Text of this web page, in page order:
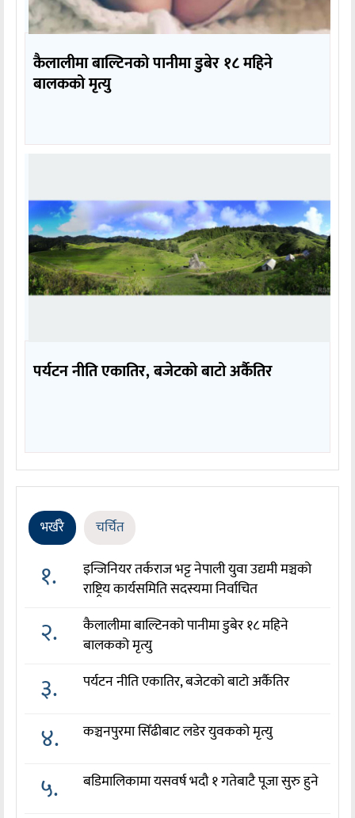
कैलालीमा बाल्टिनको पानीमा डुबेर १८ महिने
बालकको मृत्यु
पर्यटन नीति एकातिर, बजेटको बाटो अर्कैतिर
भर्खरै चर्चित
१.
इन्जिनियर तर्कराज भट्ट नेपाली युवा उद्यमी मञ्चको
राष्ट्रिय कार्यसमिति सदस्यमा निर्वाचित
२.
कैलालीमा बाल्टिनको पानीमा डुबेर १८ महिने
बालकको मृत्यु
३. पर्यटन नीति एकातिर, बजेटको बाटो अर्कैतिर
४. कञ्चनपुरमा सिँढीबाट लडेर युवकको मृत्यु
५. बडिमालिकामा यसवर्ष भदौ १ गतेबाटै पूजा सुरु हुने